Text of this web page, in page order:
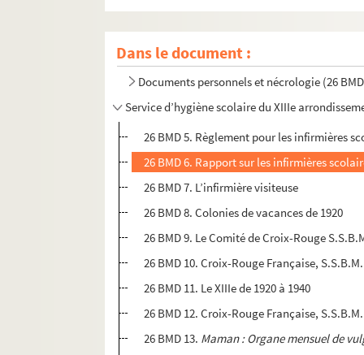
Dans le document :
Documents personnels et nécrologie (26
Service d’hygiène scolaire du XIIIe
26 BMD 5. Règlement pour les infirmières
26 BMD 6. Rapport sur les infirmières
26 BMD 7. L’infirmière visiteuse
26 BMD 8. Colonies de vacances de 1920
26 BMD 9. Le Comité de Croix-Rouge
26 BMD 10. Croix-Rouge Française,
26 BMD 11. Le XIIIe de 1920 à 1940
26 BMD 12. Croix-Rouge Française,
26 BMD 13. Maman : Organe mensuel de